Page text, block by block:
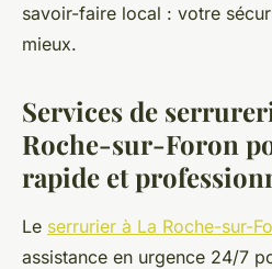
savoir-faire local : votre
mieux.
Services de
Roche-sur-Foron
rapide et
Le serrurier à La Roche-sur-
assistance en urgence 24/7